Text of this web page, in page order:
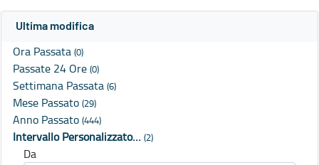
Ultima modifica
Ora Passata (0)
Passate 24 Ore (0)
Settimana Passata (6)
Mese Passato (29)
Anno Passato (444)
Intervallo Personalizzato… (2)
Da